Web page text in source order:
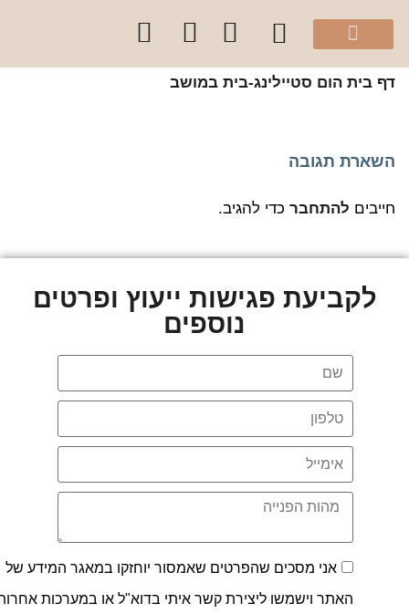
בית הום סטיילינג-בית במושב
תגובה
להתחברכדי להגיב.
לקביעת פגישות ייעוץ ופרטים
נוספים
אני מסכים שהפרטים שאמסור יוחזקו במאגר המידע של
האתר וישמשו ליצירת קשר איתי בדוא"ל או במערכות אחרות,